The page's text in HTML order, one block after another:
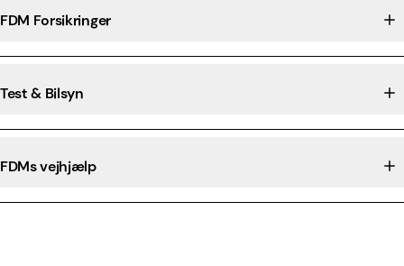
FDM Forsikringer
Test & Bilsyn
FDMs vejhjælp